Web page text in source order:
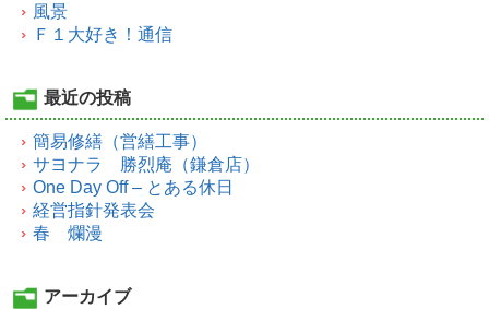
風景
Ｆ１大好き！通信
最近の投稿
簡易修繕（営繕工事）
サヨナラ 勝烈庵（鎌倉店）
One Day Off – とある休日
経営指針発表会
春 爛漫
アーカイブ